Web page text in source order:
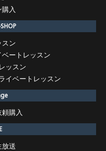
入
ン
ベートレッスン
ッスン
イベートレッスン
購入
送